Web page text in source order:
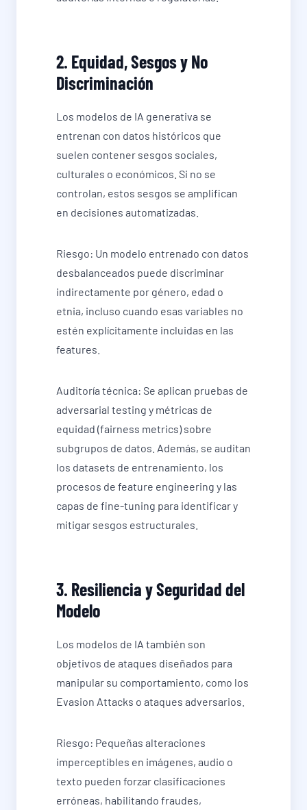
2. Equidad, Sesgos y No
Discriminación
Los modelos de IA generativa se
entrenan con datos históricos que
suelen contener sesgos sociales,
culturales o económicos. Si no se
controlan, estos sesgos se amplifican
en decisiones automatizadas.
Riesgo: Un modelo entrenado con datos
desbalanceados puede discriminar
indirectamente por género, edad o
etnia, incluso cuando esas variables no
estén explícitamente incluidas en las
features.
Auditoría técnica: Se aplican pruebas de
adversarial testing y métricas de
equidad (fairness metrics) sobre
subgrupos de datos. Además, se auditan
los datasets de entrenamiento, los
procesos de feature engineering y las
capas de fine-tuning para identificar y
mitigar sesgos estructurales.
3. Resiliencia y Seguridad del
Modelo
Los modelos de IA también son
objetivos de ataques diseñados para
manipular su comportamiento, como los
Evasion Attacks o ataques adversarios.
Riesgo: Pequeñas alteraciones
imperceptibles en imágenes, audio o
texto pueden forzar clasificaciones
erróneas, habilitando fraudes,